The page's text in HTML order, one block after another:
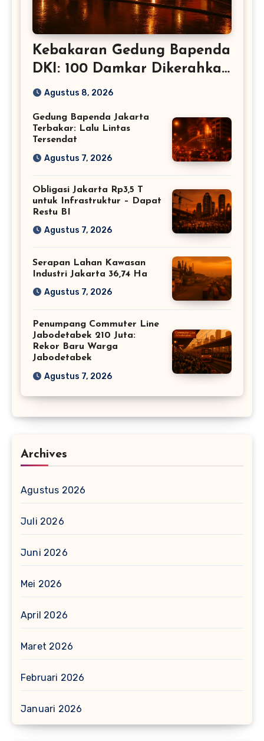
Kebakaran Gedung Bapenda
DKI: 100 Damkar Dikerahkan
– Jakarta
Agustus 8, 2026
Gedung Bapenda Jakarta
Terbakar: Lalu Lintas
Tersendat
Agustus 7, 2026
Obligasi Jakarta Rp3,5 T
untuk Infrastruktur – Dapat
Restu BI
Agustus 7, 2026
Serapan Lahan Kawasan
Industri Jakarta 36,74 Ha
Agustus 7, 2026
Penumpang Commuter Line
Jabodetabek 210 Juta:
Rekor Baru Warga
Jabodetabek
Agustus 7, 2026
Archives
Agustus 2026
Juli 2026
Juni 2026
Mei 2026
April 2026
Maret 2026
Februari 2026
Januari 2026